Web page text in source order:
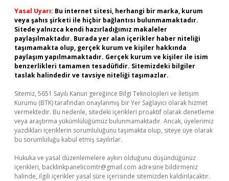
Yasal Uyarı: Bu internet sitesi, herhangi bir marka, kurum
veya şahıs şirketi ile hiçbir bağlantısı bulunmamaktadır.
Sitede yalnızca kendi hazırladığımız makaleler
paylaşılmaktadır. Burada yer alan içerikler haber niteliği
taşımamakta olup, gerçek kurum ve kişiler hakkında
paylaşım yapılmamaktadır. Gerçek kurum ve kişiler ile isim
benzerlikleri tamamen tesadüfidir. Sitemizdeki bilgiler
taslak halindedir ve tavsiye niteliği taşımazlar.
Sitemiz, 5651 Sayılı Kanun gereğince Bilgi Teknolojileri ve İletişim
Kurumu (BTK) tarafından onaylanmış bir Yer Sağlayıcı olarak hizmet
vermektedir. Bu nedenle, sitedeki içerikleri proaktif olarak denetleme
veya araştırma yükümlülüğümüz bulunmamaktadır. Ancak, üyelerimiz
yazdıkları içeriklerin sorumluluğunu taşımakta olup, siteye üye olarak
bu sorumluluğu kabul etmiş sayılırlar.
Hukuka ve yasal düzenlemelere aykırı olduğunu düşündüğünüz
içerikleri, backlinkpanelicomtr@gmail.com adresine bildirmeniz
halinde, ilgili içerikler yasal süre içerisinde sitemizden kaldırılacaktır.